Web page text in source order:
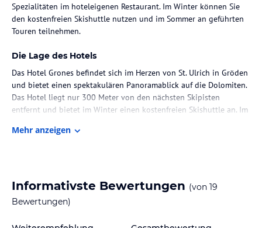
Spezialitäten im hoteleigenen Restaurant. Im Winter können Sie
den kostenfreien Skishuttle nutzen und im Sommer an geführten
Touren teilnehmen.
Die Lage des Hotels
Das Hotel Grones befindet sich im Herzen von St. Ulrich in Gröden
und bietet einen spektakulären Panoramablick auf die Dolomiten.
Das Hotel liegt nur 300 Meter von den nächsten Skipisten
entfernt und bietet im Winter einen kostenfreien Skishuttle an. Im
teilnehmen.
ausgerichtet und bieten einen eigenen Balkon oder Garten. Die
Zimmer sind mit modernen Annehmlichkeiten wie Internetzugang
Mehr anzeigen
Informativste Bewertungen (von 19
Bewertungen)